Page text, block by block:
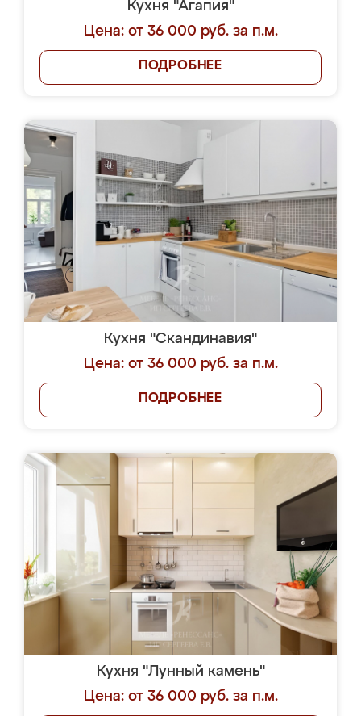
Кухня "Агапия"
Цена: от 36 000 руб. за п.м.
ПОДРОБНЕЕ
Кухня "Скандинавия"
Цена: от 36 000 руб. за п.м.
ПОДРОБНЕЕ
Кухня "Лунный камень"
Цена: от 36 000 руб. за п.м.